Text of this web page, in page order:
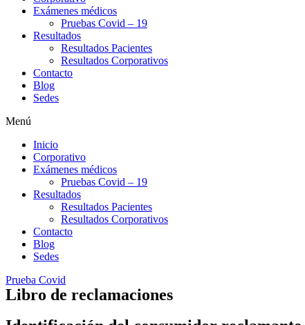
Exámenes médicos
Pruebas Covid – 19
Resultados
Resultados Pacientes
Resultados Corporativos
Contacto
Blog
Sedes
Menú
Inicio
Corporativo
Exámenes médicos
Pruebas Covid – 19
Resultados
Resultados Pacientes
Resultados Corporativos
Contacto
Blog
Sedes
Prueba Covid
Libro de reclamaciones